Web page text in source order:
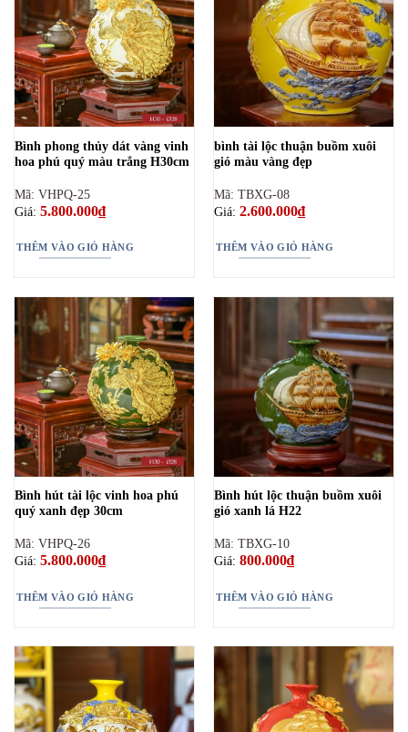
Bình phong thủy dát vàng vinh
hoa phú quý màu trắng H30cm
Mã: VHPQ-25
Giá: 5.800.000₫
THÊM VÀO GIỎ HÀNG
bình tài lộc thuận buồm xuôi
gió màu vàng đẹp
Mã: TBXG-08
Giá: 2.600.000₫
THÊM VÀO GIỎ HÀNG
Bình hút tài lộc vinh hoa phú
quý xanh đẹp 30cm
Mã: VHPQ-26
Giá: 5.800.000₫
THÊM VÀO GIỎ HÀNG
Bình hút lộc thuận buồm xuôi
gió xanh lá H22
Mã: TBXG-10
Giá: 800.000₫
THÊM VÀO GIỎ HÀNG